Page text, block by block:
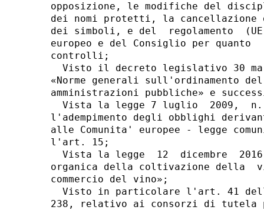
opposizione, le modifiche del
dei nomi protetti, la
dei simboli, e del  regolamento
europeo e del Consiglio per
controlli;
Visto il decreto legislativo 30
«Norme generali sull'ordinamento
amministrazioni pubbliche» e
Vista la legge 7 luglio  2009,
l'adempimento degli obblighi
alle Comunita' europee - legge
l'art. 15;
Vista la legge  12  dicembre
organica della coltivazione della
commercio del vino»;
Visto in particolare l'art. 41
238, relativo ai consorzi di tutela